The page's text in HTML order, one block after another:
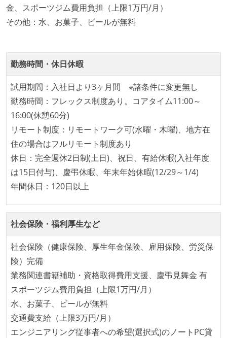
ジニアがいる
子育て中のエンジニアが、働き方を紹介したコンテン
フレックスタイム制または裁量労働制を採用している
メンバーの多様性
外国籍の開発メンバーがいる
待遇・福利厚生
入社時には、各自希望のスペックの PC やディスプレ
イが支給される
職業安定法に対応する記載事項
固定残業時間：月45時間分
【フレックスタイム制を適応している】
フレックスタイム制の所定労働時間：1日平均8時間相
当
休憩時間：1時間
休日制度：完全週休2日制（土日祝休み）
給与形態：月給制
給与形態：賞与なし
試用期間：あり（3ヶ月間）
受動喫煙防止措置：屋内禁煙
受動喫煙防止措置：屋内禁煙（屋内に喫煙可能室設
金、スポーツジム費用負担（上限1万円/月）
その他：水、お菓子、ビールが無料
勤務時間・休日休暇
試用期間：入社日より3ヶ月間 ※諸条件に変更無し
勤務時間：フレックス制度あり。コアタイム11:00～
16:00(休憩60分)
リモート制度：リモートワーク可(水曜・木曜)、地方在
住の場合はフルリモート制度あり
休日：完全週休2日制(土日)、祝日、有給休暇(入社年度
は15日付与)、慶弔休暇、年末年始休暇(12/29～1/4)
年間休日：120日以上
社会保険・福利厚生など
社会保険（健康保険、厚生年金保険、雇用保険、労災保
険）完備
業務関連書籍補助・資格取得費用支援、慶弔見舞金 有
スポーツジム費用負担（上限1万円/月）
水、お菓子、ビールが無料
交通費支給（上限3万円/月）
エンジニアリング従事者への希望(選択式)のノートPC貸